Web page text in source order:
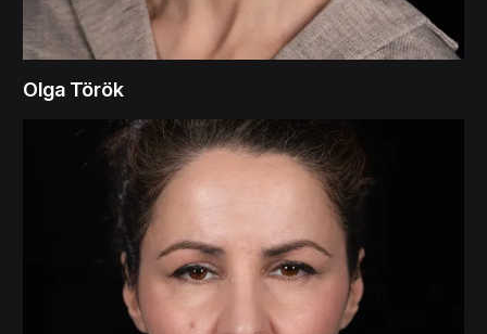
Olga Török